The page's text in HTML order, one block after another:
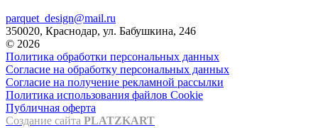
parquet_design@mail.ru
350020, Краснодар, ул. Бабушкина, 246
© 2026
Политика обработки персональных данных
Согласие на обработку персональных данных
Согласие на получение рекламной рассылки
Политика использования файлов Cookie
Публичная оферта
Создание сайта PLATZKART